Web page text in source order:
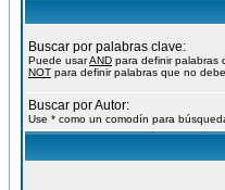
Buscar por palabras clave:
Puede usarAND para definir palabras
NOT para definir palabras que no
Buscar por Autor:
Use * como un comodín para